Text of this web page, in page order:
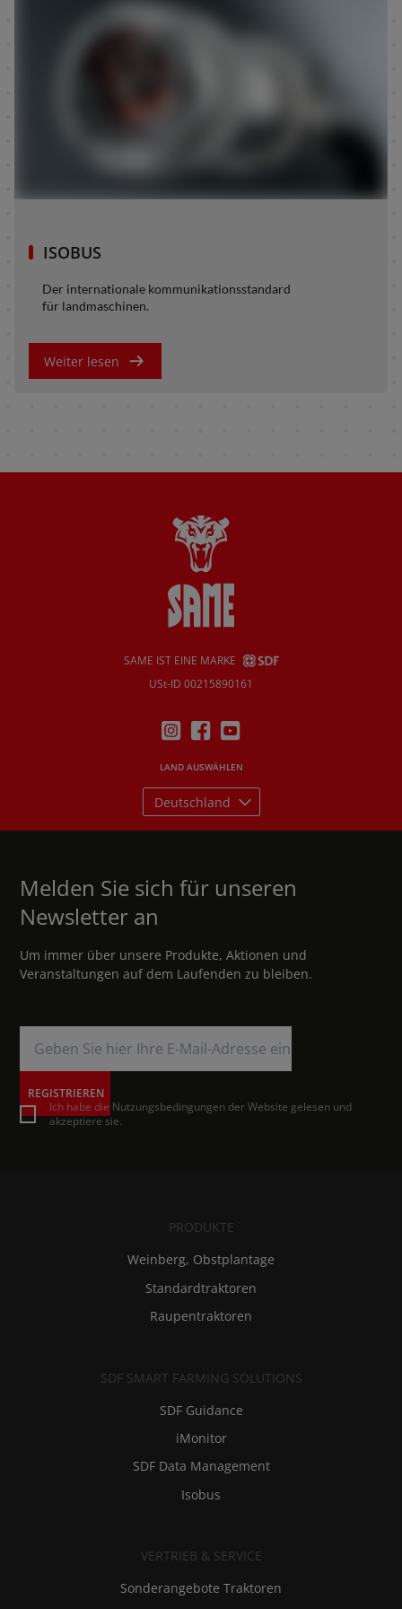
ISOBUS
Der internationale kommunikationsstandard
für landmaschinen.
Weiter lesen
SAME IST EINE MARKE
USt-ID 00215890161
LAND AUSWÄHLEN
Deutschland
Melden Sie sich für unseren
Newsletter an
Um immer über unsere Produkte, Aktionen und
Veranstaltungen auf dem Laufenden zu bleiben.
REGISTRIEREN
Ich habe die Nutzungsbedingungen der Website gelesen und
akzeptiere sie.
PRODUKTE
Weinberg, Obstplantage
Standardtraktoren
Raupentraktoren
SDF SMART FARMING SOLUTIONS
SDF Guidance
iMonitor
SDF Data Management
Isobus
VERTRIEB & SERVICE
Sonderangebote Traktoren